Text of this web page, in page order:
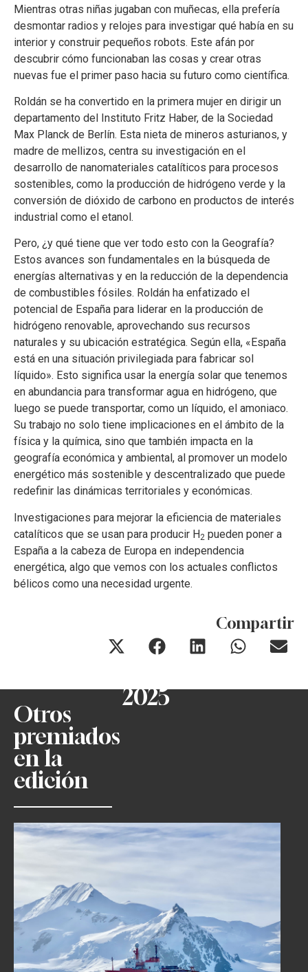
Mientras otras niñas jugaban con muñecas, ella prefería
desmontar radios y relojes para investigar qué había en su
interior y construir pequeños robots. Este afán por
descubrir cómo funcionaban las cosas y crear otras
nuevas fue el primer paso hacia su futuro como científica.
Roldán se ha convertido en la primera mujer en dirigir un
departamento del Instituto Fritz Haber, de la Sociedad
Max Planck de Berlín. Esta nieta de mineros asturianos, y
madre de mellizos, centra su investigación en el
desarrollo de nanomateriales catalíticos para procesos
sostenibles, como la producción de hidrógeno verde y la
conversión de dióxido de carbono en productos de interés
industrial como el etanol.
Pero, ¿y qué tiene que ver todo esto con la Geografía?
Estos avances son fundamentales en la búsqueda de
energías alternativas y en la reducción de la dependencia
de combustibles fósiles. Roldán ha enfatizado el
potencial de España para liderar en la producción de
hidrógeno renovable, aprovechando sus recursos
naturales y su ubicación estratégica. Según ella, «España
está en una situación privilegiada para fabricar sol
líquido». Esto significa usar la energía solar que tenemos
en abundancia para transformar agua en hidrógeno, que
luego se puede transportar, como un líquido, el amoniaco.
Su trabajo no solo tiene implicaciones en el ámbito de la
física y la química, sino que también impacta en la
geografía económica y ambiental, al promover un modelo
energético más sostenible y descentralizado que puede
redefinir las dinámicas territoriales y económicas.
Investigaciones para mejorar la eficiencia de materiales
catalíticos que se usan para producir H2 pueden poner a
España a la cabeza de Europa en independencia
energética, algo que vemos con los actuales conflictos
bélicos como una necesidad urgente.
Compartir
Otros
premiados
en la
edición
2025